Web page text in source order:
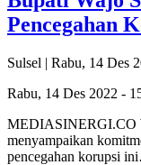
Pencegahan
Sulsel | Rabu, 14 Des
Rabu, 14 Des 2022 -
MEDIASINERGI.CO
menyampaikan
pencegahan korupsi